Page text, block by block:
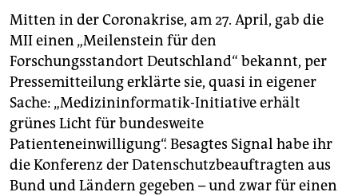
Mitten in der Coronakrise, am 27. April, gab die
MII einen „Meilenstein für den
Forschungsstandort Deutschland“ bekannt, per
Pressemitteilung erklärte sie, quasi in eigener
Sache: „Medizininformatik-Initiative erhält
grünes Licht für bundesweite
Patienteneinwilligung“. Besagtes Signal habe ihr
die Konferenz der Datenschutzbeauftragten aus
Bund und Ländern gegeben – und zwar für einen